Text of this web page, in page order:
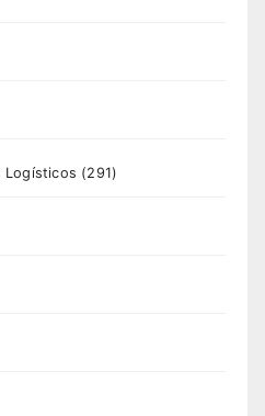
Logísticos (291)